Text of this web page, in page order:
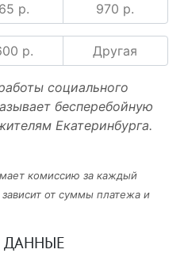
р. 970 р.
р. Другая
социального
бесперебойную
Екатеринбурга.
комиссию за каждый
от суммы платежа и